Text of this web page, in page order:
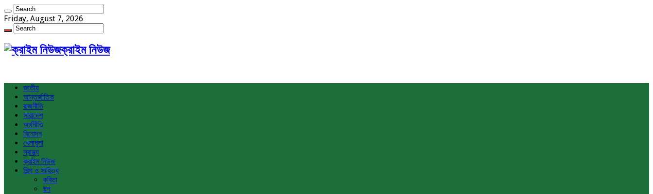
Friday, August 7, 2026
ক্রাইম নিউজ
জাতীয়
আন্তর্জাতিক
রাজনীতি
সারাদেশ
অর্থনীতি
বিনোদন
খেলাধুলা
স্বাস্থ্য
ক্রাইম নিউজ
শিল্প ও সাহিত্য
কবিতা
গল্প